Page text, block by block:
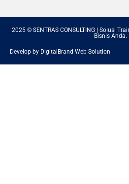
2025 © SENTRAS CONSULTING | Solusi
Bisnis Anda.
Develop by DigitalBrand Web Solution